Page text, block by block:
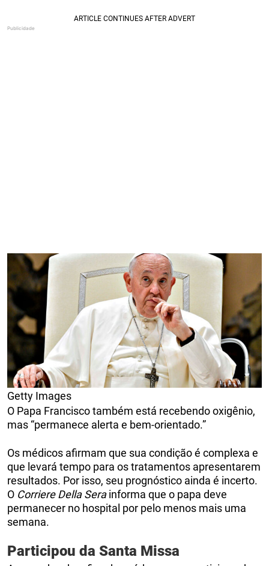
Getty Images
O Papa Francisco também está recebendo oxigênio,
mas “permanece alerta e bem-orientado.”
Os médicos afirmam que sua condição é complexa e
que levará tempo para os tratamentos apresentarem
resultados. Por isso, seu prognóstico ainda é incerto.
O Corriere Della Serainforma que o papa deve
permanecer no hospital por pelo menos mais uma
semana.
Participou da Santa Missa